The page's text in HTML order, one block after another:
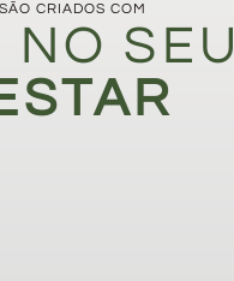
CRIADOS COM
NO SEU